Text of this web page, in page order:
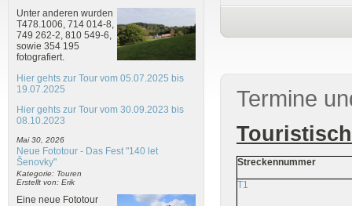
Unter anderen wurden
T478.1006, 714 014-8,
749 262-2, 810 549-6,
sowie 354 195
fotografiert.
Hier gehts zur Tour vom 05.07.2025 bis
19.07.2025
Hier gehts zur Tour vom 30.09.2023 bis
08.10.2023
Mai 30, 2026
Neue Fototour - Das Fest "140 let
Šenovky"
Kategorie: Touren
Erstellt von: Erik
Eine neue Fototour
Termine
Streckennummer
T1